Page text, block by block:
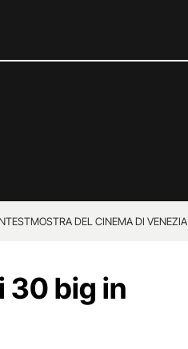
MOSTRA DEL CINEMA DI VENEZIA
30 big in